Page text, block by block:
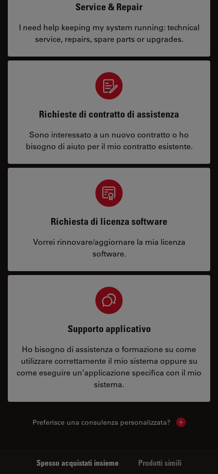
Service & Repair
I need help keeping my system running: technical
service, repairs, spare parts or upgrades.
Richieste di contratto di assistenza
Sono interessato a un nuovo contratto o ho
bisogno di aiuto per il mio contratto esistente.
Richiesta di licenza software
Vorrei rinnovare/aggiornare la mia licenza
software.
Supporto applicativo
Ho bisogno di assistenza o formazione su come
utilizzare correttamente il mio sistema oppure su
come eseguire un’applicazione specifica con il mio
sistema.
Preferisce una consulenza personalizzata? Show local
Spesso acquistati insieme Prodotti simili